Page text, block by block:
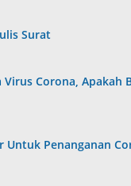
Surat
Corona, Apakah
Untuk Penanganan